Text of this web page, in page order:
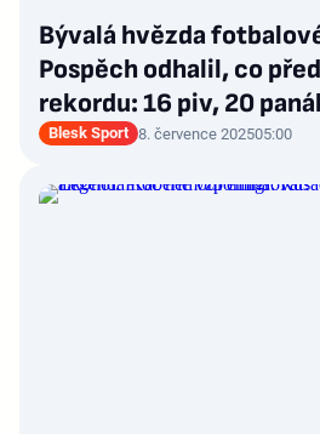
Bývalá hvězda
Pospěch odhalil, co
rekordu: 16 piv, 20
Blesk Sport 8. července 202505:00